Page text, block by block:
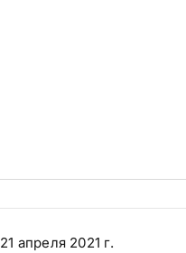
21 апреля 2021 г.